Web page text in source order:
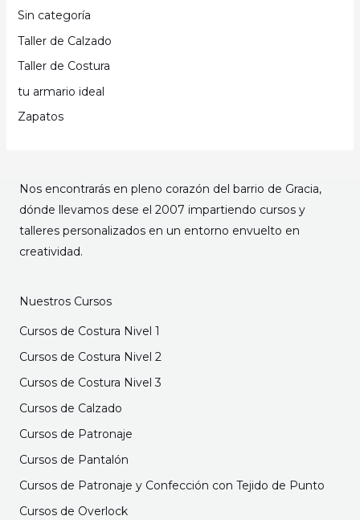
Sin categoría
Taller de Calzado
Taller de Costura
tu armario ideal
Zapatos
Nos encontrarás en pleno corazón del barrio de Gracia,
dónde llevamos dese el 2007 impartiendo cursos y
talleres personalizados en un entorno envuelto en
creatividad.
Nuestros Cursos
Cursos de Costura Nivel 1
Cursos de Costura Nivel 2
Cursos de Costura Nivel 3
Cursos de Calzado
Cursos de Patronaje
Cursos de Pantalón
Cursos de Patronaje y Confección con Tejido de Punto
Cursos de Overlock